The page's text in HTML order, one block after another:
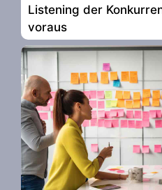
Listening der
voraus